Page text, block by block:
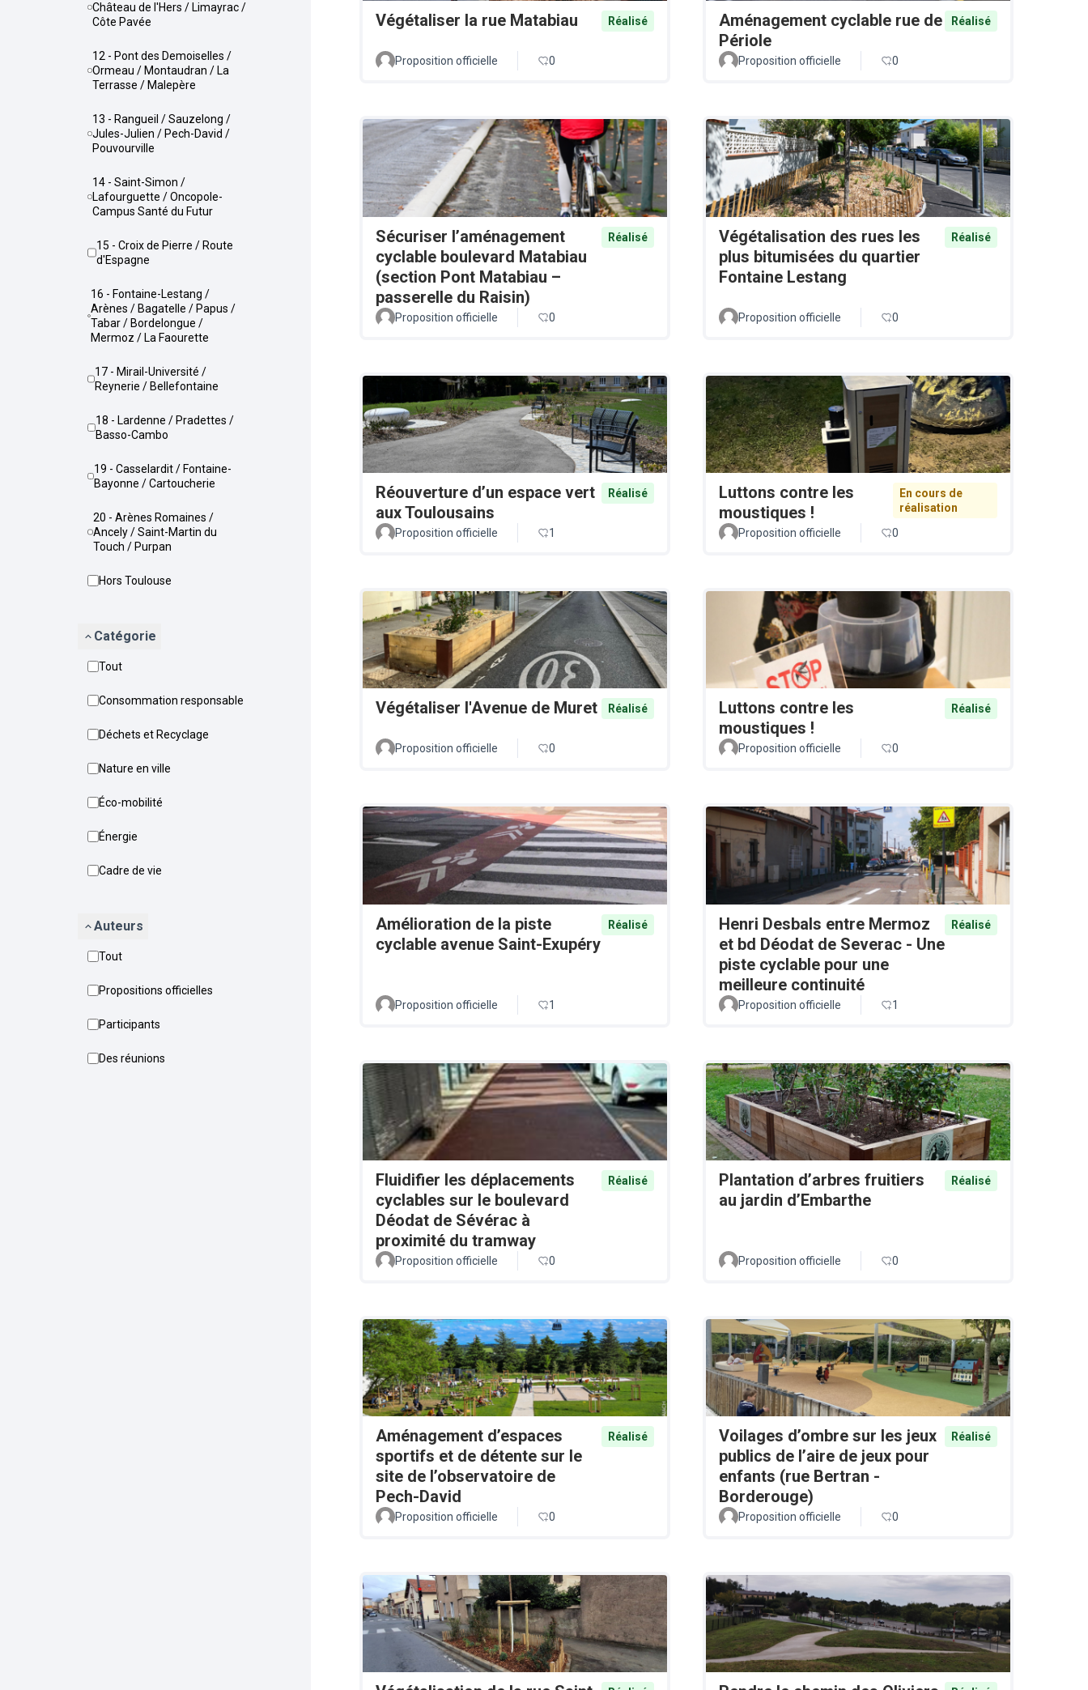
Château de l'Hers / Limayrac /
Côte Pavée
12 - Pont des Demoiselles /
Ormeau / Montaudran / La
Terrasse / Malepère
13 - Rangueil / Sauzelong /
Jules-Julien / Pech-David /
Pouvourville
14 - Saint-Simon /
Lafourguette / Oncopole-
Campus Santé du Futur
15 - Croix de Pierre / Route
d'Espagne
16 - Fontaine-Lestang /
Arènes / Bagatelle / Papus /
Tabar / Bordelongue /
Mermoz / La Faourette
17 - Mirail-Université /
Reynerie / Bellefontaine
18 - Lardenne / Pradettes /
Basso-Cambo
19 - Casselardit / Fontaine-
Bayonne / Cartoucherie
20 - Arènes Romaines /
Ancely / Saint-Martin du
Touch / Purpan
Hors Toulouse
Catégorie
Tout
Consommation responsable
Déchets et Recyclage
Nature en ville
Éco-mobilité
Énergie
Cadre de vie
Auteurs
Tout
Propositions officielles
Participants
Des réunions
Végétaliser la rue Matabiau Réalisé
Proposition officielle 0
Aménagement cyclable rue de
Périole
Réalisé
Proposition officielle 0
Sécuriser l’aménagement
cyclable boulevard Matabiau
(section Pont Matabiau –
passerelle du Raisin)
Réalisé
Proposition officielle 0
Végétalisation des rues les
plus bitumisées du quartier
Fontaine Lestang
Réalisé
Proposition officielle 0
Réouverture d’un espace vert
aux Toulousains
Réalisé
Proposition officielle 1
Luttons contre les
moustiques !
En cours de
réalisation
Proposition officielle
0
Végétaliser l'Avenue de Muret Réalisé
Proposition officielle 0
Luttons contre les
moustiques !
Réalisé
Proposition officielle 0
Amélioration de la piste
cyclable avenue Saint-Exupéry
Réalisé
Proposition officielle 1
Henri Desbals entre Mermoz
et bd Déodat de Severac - Une
piste cyclable pour une
meilleure continuité
Réalisé
Proposition officielle 1
Fluidifier les déplacements
cyclables sur le boulevard
Déodat de Sévérac à
proximité du tramway
Réalisé
Proposition officielle 0
Plantation d’arbres fruitiers
au jardin d’Embarthe
Réalisé
Proposition officielle 0
Aménagement d’espaces
sportifs et de détente sur le
site de l’observatoire de
Pech-David
Réalisé
Proposition officielle 0
Voilages d’ombre sur les jeux
publics de l’aire de jeux pour
enfants (rue Bertran -
Borderouge)
Réalisé
Proposition officielle 0